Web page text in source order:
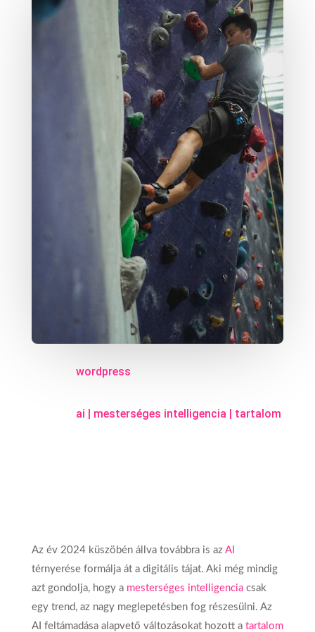
wordpress
ai | mesterséges intelligencia | tartalom
Az év 2024 küszöbén állva továbbra is az AI
térnyerése formálja át a digitális tájat. Aki még mindig
azt gondolja, hogy a mesterséges intelligenciacsak
egy trend, az nagy meglepetésben fog részesülni. Az
AI feltámadása alapvető változásokat hozott a tartalom